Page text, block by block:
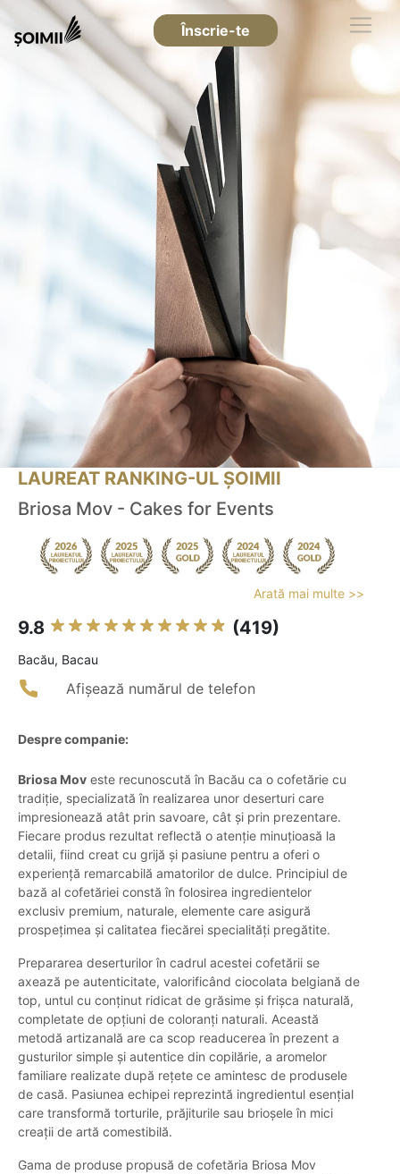
Înscrie-te
LAUREAT RANKING-UL ȘOIMII
Briosa Mov - Cakes for Events
Arată mai multe >>
9.8 (419)
Bacău, Bacau
Afișează numărul de telefon
Despre companie:
Briosa Mov este recunoscută în Bacău ca o cofetărie cu
tradiție, specializată în realizarea unor deserturi care
impresionează atât prin savoare, cât și prin prezentare.
Fiecare produs rezultat reflectă o atenție minuțioasă la
detalii, fiind creat cu grijă și pasiune pentru a oferi o
experiență remarcabilă amatorilor de dulce. Principiul de
bază al cofetăriei constă în folosirea ingredientelor
exclusiv premium, naturale, elemente care asigură
prospețimea și calitatea fiecărei specialități pregătite.
Prepararea deserturilor în cadrul acestei cofetării se
axează pe autenticitate, valorificând ciocolata belgiană de
top, untul cu conținut ridicat de grăsime și frișca naturală,
completate de opțiuni de coloranți naturali. Această
metodă artizanală are ca scop readucerea în prezent a
gusturilor simple și autentice din copilărie, a aromelor
familiare realizate după rețete ce amintesc de produsele
de casă. Pasiunea echipei reprezintă ingredientul esențial
care transformă torturile, prăjiturile sau brioșele în mici
creații de artă comestibilă.
Gama de produse propusă de cofetăria Briosa Mov